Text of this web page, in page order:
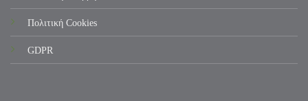
Πολιτική Cookies
GDPR